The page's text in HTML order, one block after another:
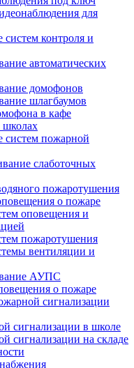
для
контроля и
автоматических
домофонов
шлагбаумов
в кафе
пожарной
слаботочных
пожаротушения
о пожаре
оповещения и
пожаротушения
вентиляции и
АУПС
о пожаре
сигнализации
сигнализации в школе
сигнализации на складе